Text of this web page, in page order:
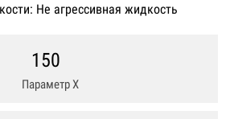
Не агрессивная жидкость
150
Параметр Х